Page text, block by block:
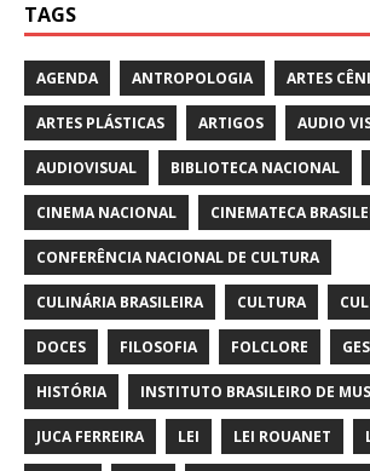
TAGS
AGENDA ANTROPOLOGIA ARTES
ARTES PLÁSTICAS ARTIGOS AUDIO
AUDIOVISUAL BIBLIOTECA NACIONAL
CINEMA NACIONAL CINEMATECA
CONFERÊNCIA NACIONAL DE CULTURA
CULINÁRIA BRASILEIRA CULTURA
DOCES FILOSOFIA FOLCLORE
HISTÓRIA INSTITUTO BRASILEIRO DE
JUCA FERREIRA LEI LEI ROUANET